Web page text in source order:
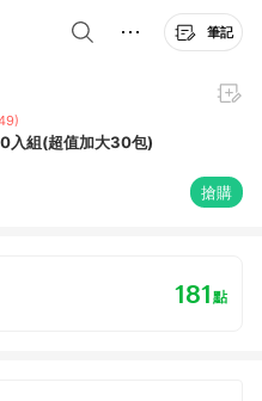
筆記
入組(超值加大30包)
搶購
181點